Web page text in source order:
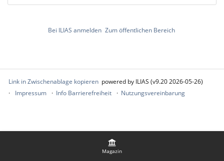
Magazin
Bei ILIAS anmelden Zum öffentlichen Bereich
Link in Zwischenablage kopieren powered by ILIAS (v9.20 2026-05-26)
Impressum
Info Barrierefreiheit Nutzungsvereinbarung